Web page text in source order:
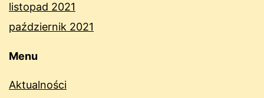
listopad 2021
październik 2021
Menu
Aktualności